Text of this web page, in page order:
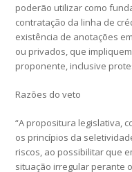
poderão utilizar como
contratação da linha de
existência de anotações
ou privados, que
proponente, inclusive
Razões do veto
“A propositura legislativa,
os princípios da
riscos, ao possibilitar que
situação irregular perante